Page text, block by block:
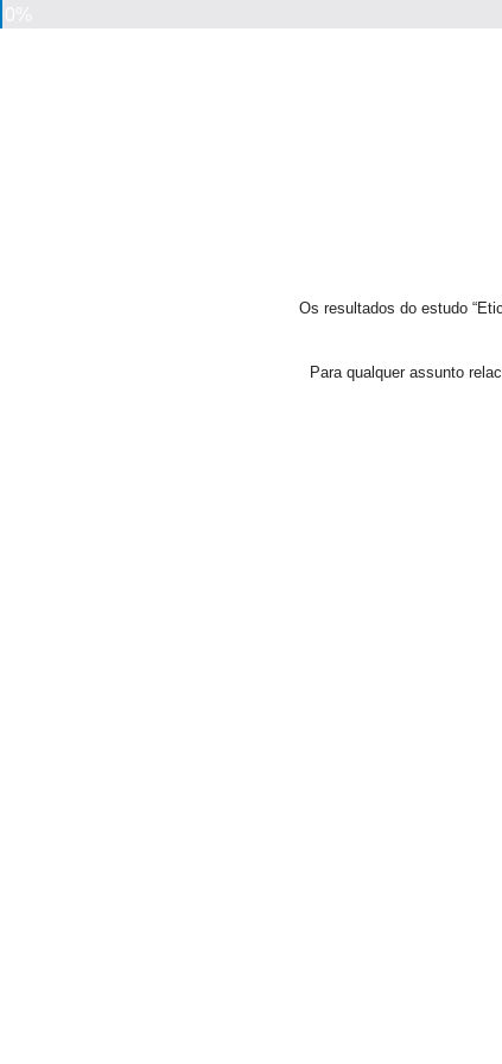
Os resultados do estudo
Para qualquer assunto